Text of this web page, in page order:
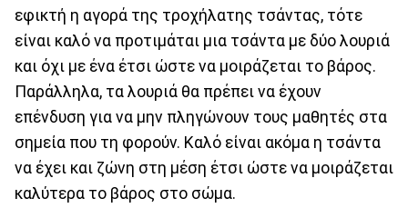
εφικτή η αγορά της τροχήλατης τσάντας, τότε
είναι καλό να προτιμάται μια τσάντα με δύο λουριά
και όχι με ένα έτσι ώστε να μοιράζεται το βάρος.
Παράλληλα, τα λουριά θα πρέπει να έχουν
επένδυση για να μην πληγώνουν τους μαθητές στα
σημεία που τη φορούν. Καλό είναι ακόμα η τσάντα
να έχει και ζώνη στη μέση έτσι ώστε να μοιράζεται
καλύτερα το βάρος στο σώμα.